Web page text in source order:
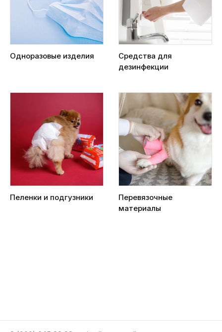
Одноразовые изделия
Средства для
дезинфекции
Пеленки и подгузники
Перевязочные
материалы